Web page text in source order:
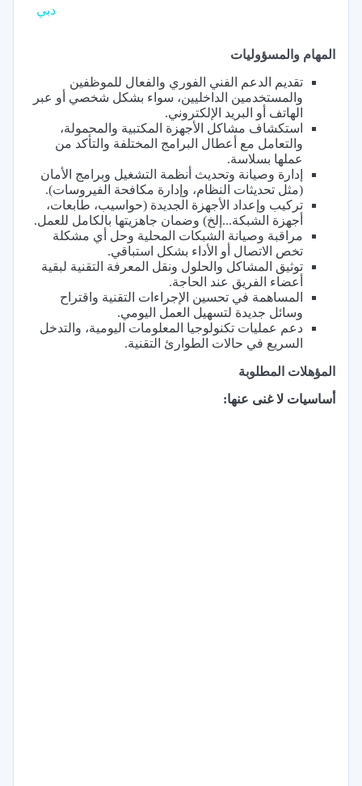
دبي
المهام والمسؤوليات
تقديم الدعم الفني الفوري والفعال للموظفين
والمستخدمين الداخليين، سواء بشكل شخصي أو عبر
الهاتف أو البريد الإلكتروني.
استكشاف مشاكل الأجهزة المكتبية والمحمولة،
والتعامل مع أعطال البرامج المختلفة والتأكد من
عملها بسلاسة.
إدارة وصيانة وتحديث أنظمة التشغيل وبرامج الأمان
(مثل تحديثات النظام، وإدارة مكافحة الفيروسات).
تركيب وإعداد الأجهزة الجديدة (حواسيب، طابعات،
أجهزة الشبكة...إلخ) وضمان جاهزيتها بالكامل للعمل.
مراقبة وصيانة الشبكات المحلية وحل أي مشكلة
تخص الاتصال أو الأداء بشكل استباقي.
توثيق المشاكل والحلول ونقل المعرفة التقنية لبقية
أعضاء الفريق عند الحاجة.
المساهمة في تحسين الإجراءات التقنية واقتراح
وسائل جديدة لتسهيل العمل اليومي.
دعم عمليات تكنولوجيا المعلومات اليومية، والتدخل
السريع في حالات الطوارئ التقنية.
المؤهلات المطلوبة
أساسيات لا غنى عنها: